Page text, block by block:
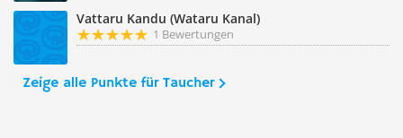
Vattaru Kandu (Wataru Kanal)
1 Bewertungen
Zeige alle Punkte für Taucher